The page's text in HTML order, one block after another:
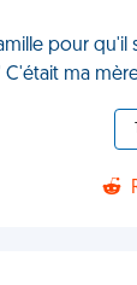
pour qu'il
ma